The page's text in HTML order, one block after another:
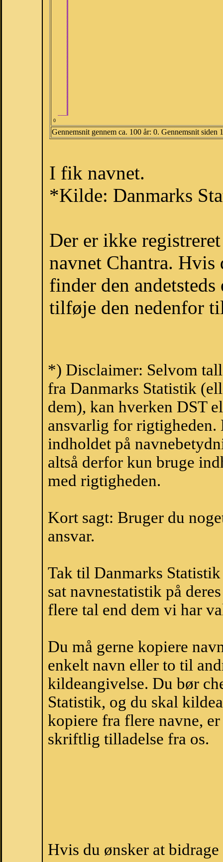
0
Gennemsnit gennem ca. 100 år: 0. Gennemsnit siden
I fik navnet.
*Kilde: Danmarks
Der er ikke
navnet Chantra.
finder den
tilføje den nedenfor
*) Disclaimer: Selvom
fra Danmarks Statistik
dem), kan hverken DST
ansvarlig for
indholdet på
altså derfor kun bruge
med rigtigheden.
Kort sagt: Bruger du
ansvar.
Tak til Danmarks
sat navnestatistik på
flere tal end dem vi har
Du må gerne kopiere
enkelt navn eller to til
kildeangivelse. Du bør
Statistik, og du skal
kopiere fra flere navne,
skriftlig tilladelse fra os.
Hvis du ønsker at